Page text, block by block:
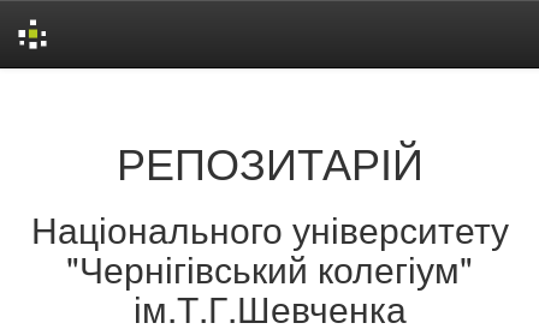
РЕПОЗИТАРІЙ
Національного університету
"Чернігівський колегіум"
ім.Т.Г.Шевченка